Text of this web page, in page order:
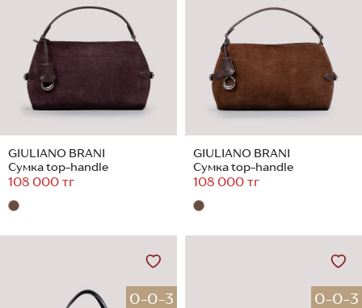
GIULIANO BRANI
Сумка top-handle
108 000 тг
GIULIANO BRANI
Сумка top-handle
108 000 тг
0-0-3 0-0-3